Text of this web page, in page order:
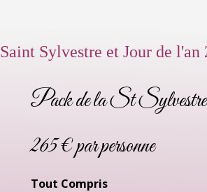
Saint Sylvestre et Jour de l'an
Pack de la St
265 € par personne
Tout Compris